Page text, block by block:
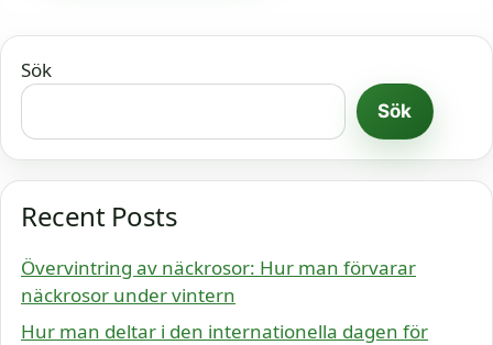
Sök
Sök
Recent Posts
Övervintring av näckrosor: Hur man förvarar
näckrosor under vintern
Hur man deltar i den internationella dagen för